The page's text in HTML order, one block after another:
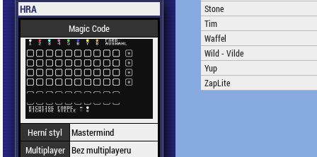
HRA
Magic Code
Herní styl
Mastermind
Multiplayer Bez multiplayeru
Stone
Tim
Waffel
Wild - Vilde
Yup
ZapLite